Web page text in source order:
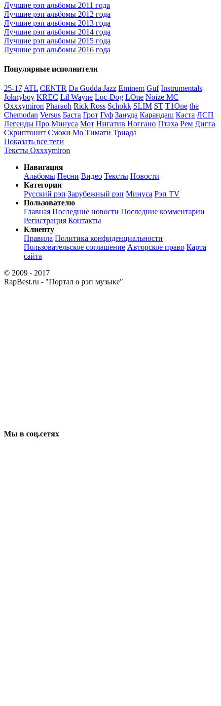
Лучшие рэп альбомы 2011 года
Лучшие рэп альбомы 2012 года
Лучшие рэп альбомы 2013 года
Лучшие рэп альбомы 2014 года
Лучшие рэп альбомы 2015 года
Лучшие рэп альбомы 2016 года
Популярные исполнители
25-17 ATL CENTR Da Gudda Jazz Eminem Guf Instrumentals
Johnyboy KREC Lil Wayne Loc-Dog LOne Noize MC
Oxxxymiron Pharaoh Rick Ross Schokk SLIM ST T1One the
Chemodan Versus Баста Грот Гуф Зануда Карандаш Каста ЛСП
Легенды Про Минуса Мот Нигатив Ноггано Птаха Рем Дигга
Скриптонит Смоки Мо Тимати Триада
Показать все теги
Тексты Oxxxymiron
Навигация
Альбомы Песни Видео Тексты Новости
Категории
Русский рэп Зарубежный рэп Минуса Рэп TV
Пользователю
Главная Последние новости Последние комментарии
Регистрация Контакты
Клиенту
Правила Политика конфиденциальности
Пользовательское соглашение Авторское право Карта
сайта
© 2009 - 2017
RapBest.ru - "Портал о рэп музыке"
Мы в соц.сетях